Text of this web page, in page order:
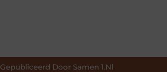
Gepubliceerd Door Samen 1.nl